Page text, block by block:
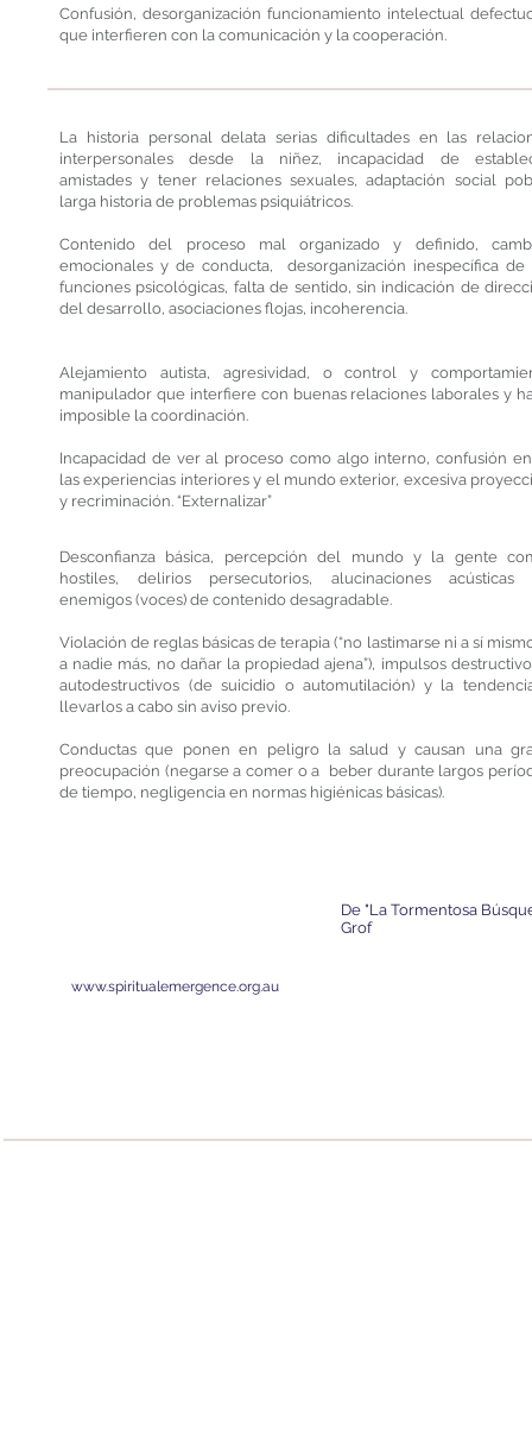
Confusión, desorganización funcionamiento intelectual
que interfieren con la comunicación y la cooperación.
La historia personal delata serias dificultades en las
interpersonales desde la niñez, incapacidad de
amistades y tener relaciones sexuales, adaptación social
larga historia de problemas psiquiátricos.
Contenido del proceso mal organizado y definido,
emocionales y de conducta, desorganización inespecífica de
funciones psicológicas, falta de sentido, sin indicación de
del desarrollo, asociaciones flojas, incoherencia.
Alejamiento autista, agresividad, o control y
manipulador que interfiere con buenas relaciones laborales y
imposible la coordinación.
Incapacidad de ver al proceso como algo interno, confusión
las experiencias interiores y el mundo exterior, excesiva
y recriminación. “Externalizar”
Desconfianza básica, percepción del mundo y la gente
hostiles, delirios persecutorios, alucinaciones acústicas
enemigos (voces) de contenido desagradable.
Violación de reglas básicas de terapia (“no lastimarse ni a sí
a nadie más, no dañar la propiedad ajena”), impulsos
autodestructivos (de suicidio o automutilación) y la
llevarlos a cabo sin aviso previo.
Conductas que ponen en peligro la salud y causan una
preocupación (negarse a comer o a beber durante largos
de tiempo, negligencia en normas higiénicas básicas).
De "La Tormentosa
Grof
www.spiritualemergence.org.au